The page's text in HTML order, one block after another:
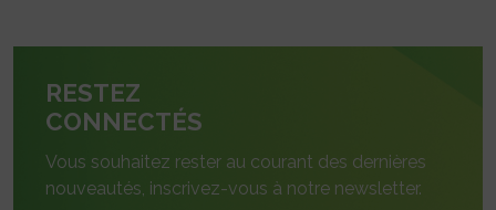
RESTEZ
CONNECTÉS
Vous souhaitez rester au courant des dernières
nouveautés, inscrivez-vous à notre newsletter.